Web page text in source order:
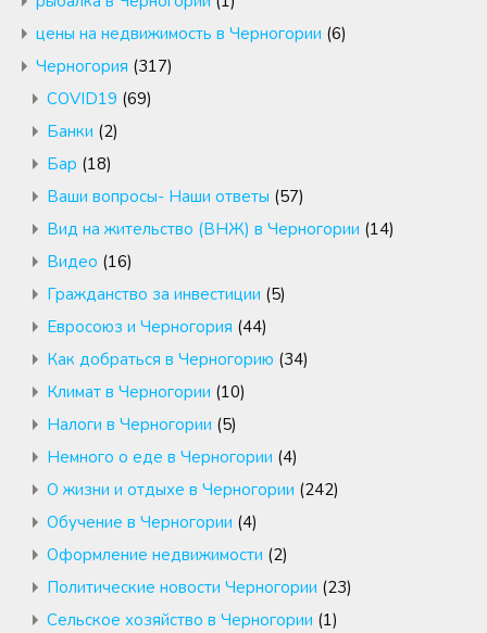
цены на недвижимость в Черногории (6)
Черногория (317)
COVID19 (69)
Банки (2)
Бар (18)
Ваши вопросы- Наши ответы (57)
Вид на жительство (ВНЖ) в Черногории (14)
Видео (16)
Гражданство за инвестиции (5)
Евросоюз и Черногория (44)
Как добраться в Черногорию (34)
Климат в Черногории (10)
Налоги в Черногории (5)
Немного о еде в Черногории (4)
О жизни и отдыхе в Черногории (242)
Обучение в Черногории (4)
Оформление недвижимости (2)
Политические новости Черногории (23)
Сельское хозяйство в Черногории (1)